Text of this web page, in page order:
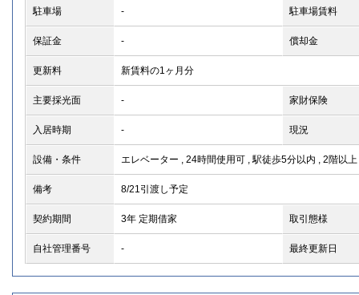
駐車場 - 駐車場賃料
保証金 - 償却金
更新料 新賃料の1ヶ月分
主要採光面 - 家財保険
入居時期 - 現況
設備・条件 エレベーター , 24時間使用可 ,駅徒歩5分以内 , 2階以上
備考 8/21引渡し予定
契約期間 3年 定期借家 取引態様
自社管理番号 - 最終更新日